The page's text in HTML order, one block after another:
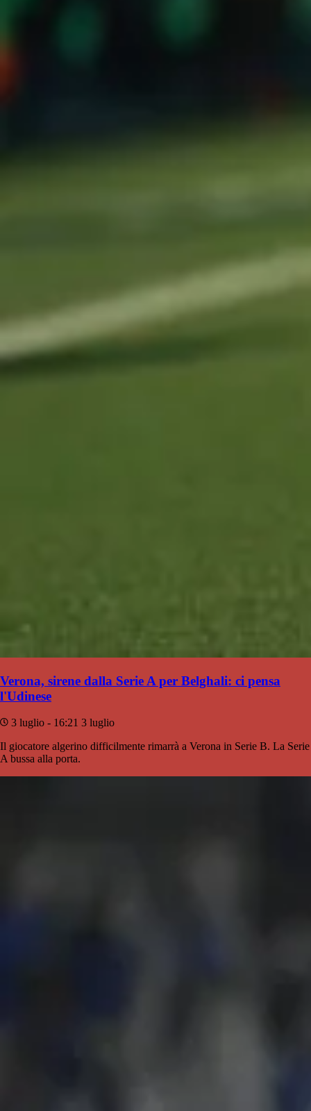
Verona, sirene dalla Serie A per Belghali: ci pensa
l'Udinese
3 luglio - 16:21 3 luglio
Il giocatore algerino difficilmente rimarrà a Verona in Serie B. La Serie
A bussa alla porta.